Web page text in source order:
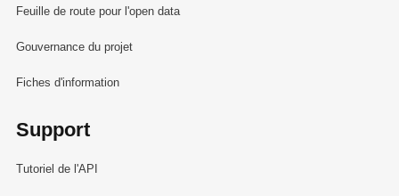
Feuille de route pour l'open data
Gouvernance du projet
Fiches d'information
Support
Tutoriel de l'API